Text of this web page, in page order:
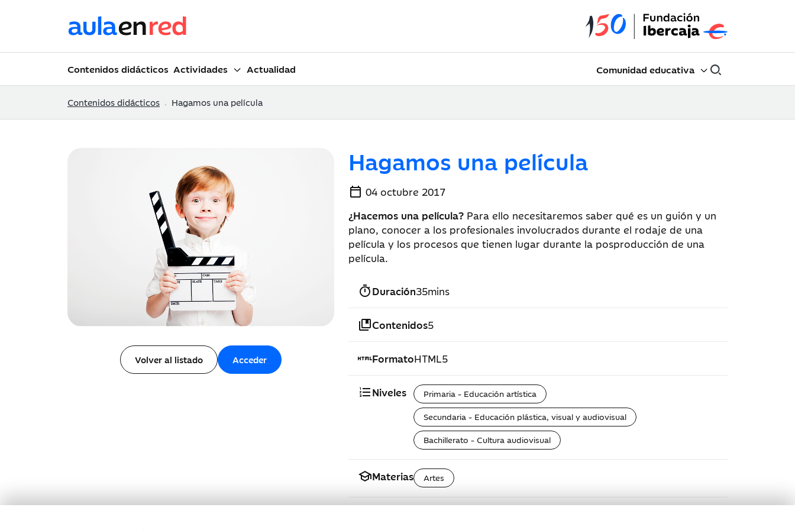
Contenidos didácticos Actividades Actualidad Comunidad educativa
Contenidos didácticos Hagamos una película
Volver al listado Acceder
Hagamos una película
calendar_today 04 octubre 2017
¿Hacemos una película? Para ello necesitaremos saber qué es un guión y un
plano, conocer a los profesionales involucrados durante el rodaje de una
película y los procesos que tienen lugar durante la posproducción de una
película.
timerDuración35mins
collections_bookmarkContenidos5
htmlFormatoHTML5
format_list_numberedNiveles
Primaria - Educación artística
Secundaria - Educación plástica, visual y audiovisual
Bachillerato - Cultura audiovisual
schoolMaterias Artes